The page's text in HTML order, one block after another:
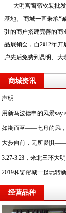
大明宫窗帘软装批发
基地。 商城一直秉承“
驻的商户搭建完善的商
品展销会，自2012年开
户先后免费到昆明、大
商城资讯
声明
用新马波德申的风景say
如期而至——七月的风，
大步向前，无所畏惧
3.27-3.28，来北三环大
2019和窗帘城一起玩转
经营品种